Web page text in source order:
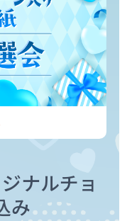
ナルチョ
み